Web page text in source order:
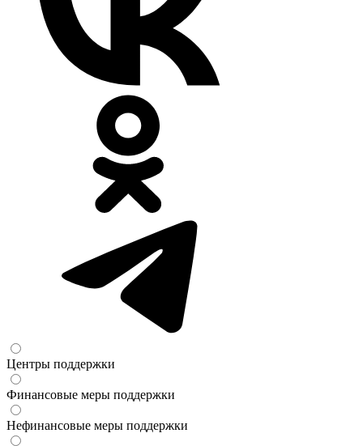
Центры поддержки
Финансовые меры поддержки
Нефинансовые меры поддержки